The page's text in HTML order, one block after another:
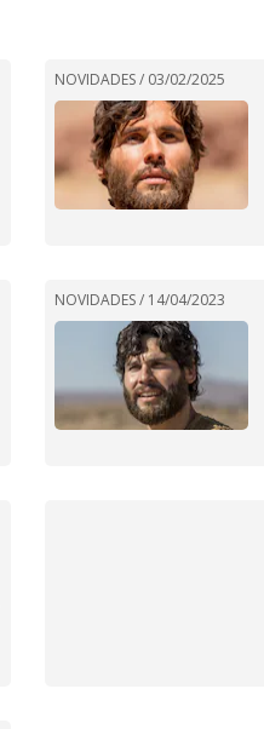
NOVIDADES / 03/02/2025
NOVIDADES / 14/04/2023